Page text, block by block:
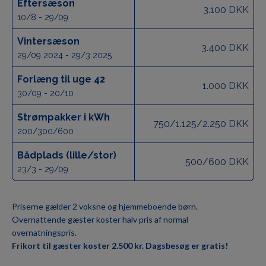
Eftersæson
10/8 - 29/09
3.100 DKK
Vintersæson
29/09 2024 - 29/3 2025
3.400 DKK
Forlæng til uge 42
30/09 - 20/10
1.000 DKK
Strømpakker i kWh
200/300/600
750/1.125/2.250 DKK
Bådplads (lille/stor)
23/3 - 29/09
500/600 DKK
Priserne gælder 2 voksne og hjemmeboende børn.
Overnattende gæster koster halv pris af normal
overnatningspris.
Frikort til gæster koster 2.500 kr. Dagsbesøg er gratis!